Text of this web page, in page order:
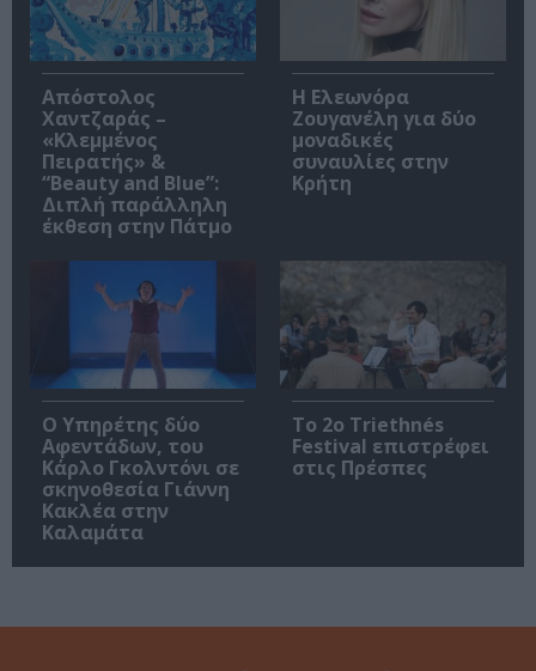
Απόστολος
Χαντζαράς –
«Κλεμμένος
Πειρατής» &
“Beauty and Blue”:
Διπλή παράλληλη
έκθεση στην Πάτμο
Η Ελεωνόρα
Ζουγανέλη για δύο
μοναδικές
συναυλίες στην
Κρήτη
Ο Υπηρέτης δύο
Αφεντάδων, του
Κάρλο Γκολντόνι σε
σκηνοθεσία Γιάννη
Κακλέα στην
Καλαμάτα
Το 2ο Triethnés
Festival επιστρέφει
στις Πρέσπες